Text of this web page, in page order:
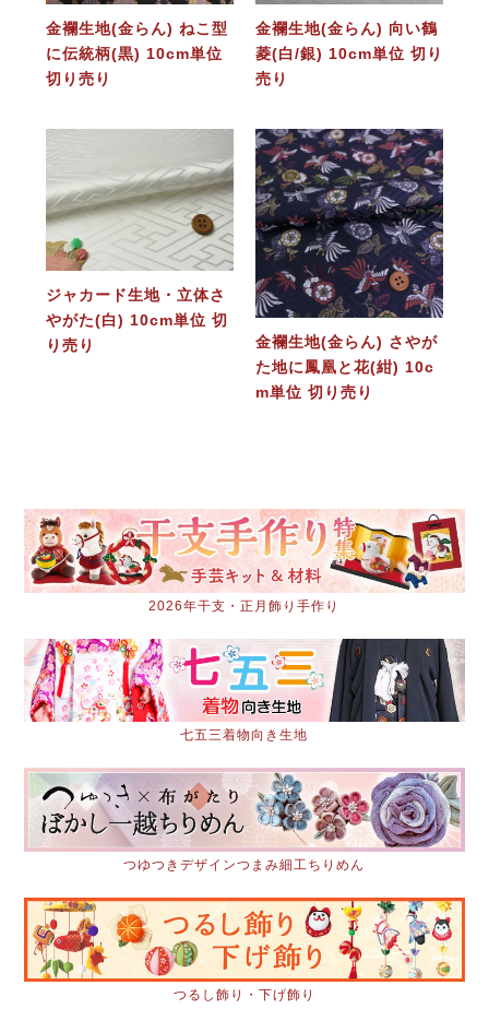
金襴生地(金らん) ねこ型
に伝統柄(黒) 10cm単位
切り売り
金襴生地(金らん) 向い鶴
菱(白/銀) 10cm単位 切り
売り
ジャカード生地・立体さ
やがた(白) 10cm単位 切
り売り
金襴生地(金らん) さやが
た地に鳳凰と花(紺) 10c
m単位 切り売り
2026年干支・正月飾り手作り
七五三着物向き生地
つゆつきデザインつまみ細工ちりめん
つるし飾り・下げ飾り